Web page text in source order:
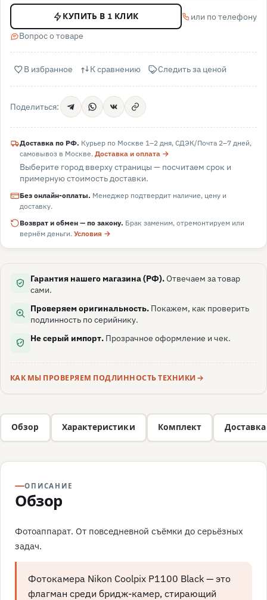
КУПИТЬ В 1 КЛИК
или по телефону
Вопрос о товаре
В избранное К сравнению Следить за ценой
Поделиться:
Доставка по РФ. Курьер по Москве 1–2 дня, СДЭК/Почта 2–7 дней,
самовывоз в Москве.Доставка и оплата →
Выберите город вверху страницы — посчитаем срок и
примерную стоимость доставки.
Без онлайн-оплаты. Менеджер подтвердит наличие, цену и
доставку.
Возврат и обмен — по закону. Брак заменим, отремонтируем или
вернём деньги. Условия →
Гарантия нашего магазина (РФ).Отвечаем за товар
сами.
Проверяем оригинальность. Покажем, как проверить
подлинность по серийнику.
Не серый импорт. Прозрачное оформление и чек.
КАК МЫ ПРОВЕРЯЕМ ПОДЛИННОСТЬ ТЕХНИКИ
Обзор Характеристики Комплект
ОПИСАНИЕ
Обзор
Фотоаппарат. От повседневной съёмки до серьёзных
задач.
Фотокамера Nikon Coolpix P1100 Black — это
флагман среди бридж-камер, стирающий